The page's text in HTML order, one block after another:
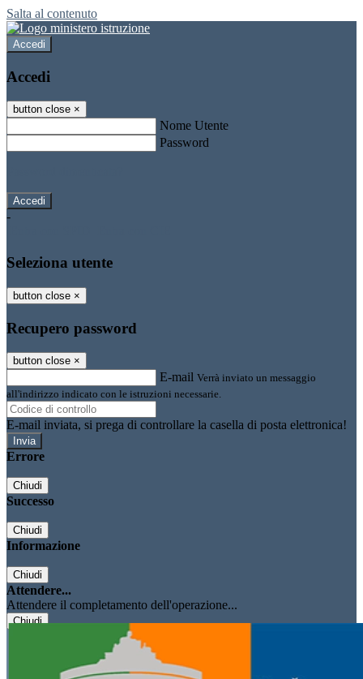
Salta al contenuto
Accedi
Accedi
button close ×
Nome Utente
Password
-
Seleziona utente
button close ×
Recupero password
button close ×
E-mail Verrà inviato un messaggio
all'indirizzo indicato con le istruzioni necessarie.
E-mail inviata, si prega di controllare la casella di posta elettronica!
Errore
Chiudi
Successo
Chiudi
Informazione
Chiudi
Attendere...
Attendere il completamento dell'operazione...
Chiudi